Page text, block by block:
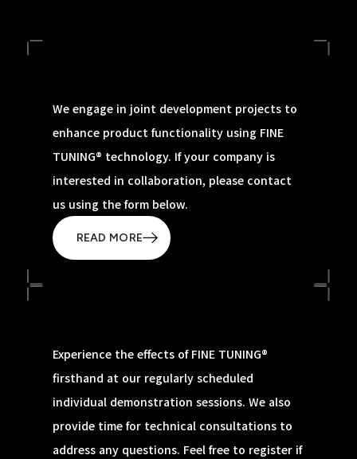
We engage in joint development projects to
enhance product functionality using FINE
TUNING® technology. If your company is
interested in collaboration, please contact
us using the form below.
READ MORE
Experience the effects of FINE TUNING®
firsthand at our regularly scheduled
individual demonstration sessions. We also
provide time for technical consultations to
address any questions. Feel free to register if